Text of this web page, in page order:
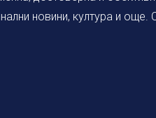
новини, култура и